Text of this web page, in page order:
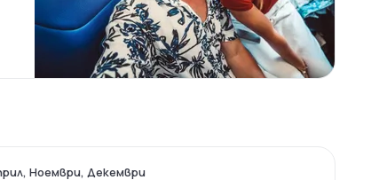
Ноември, Декември